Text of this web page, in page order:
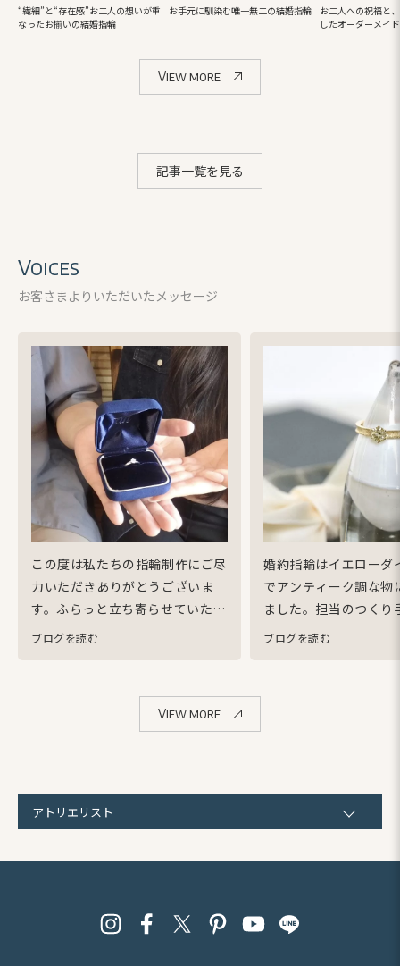
“繊細”と“存在感”お二人の想いが重
なったお揃いの結婚指輪
お手元に馴染む唯一無二の結婚指輪
お二人への祝福と
したオーダーメイド
View more
記事一覧を見る
お客さまよりいただいたメッセージ
Voices
この度は私たちの指輪制作にご尽
力いただきありがとうございま
す。ふらっと立ち寄らせていただ
いた日から指輪の受け取りの日ま
私たちの悩みや希望を細かく
みてくれ、一つ一つの気持ちを汲
を作成していただいたことが嬉し
く思います。この度は本当にあり
ブログを読む
婚約指輪はイエローダ
でアンティーク調な物
ました。 担当のつくり
相談して、試行錯誤し
ブログを読む
View more
アトリエリスト